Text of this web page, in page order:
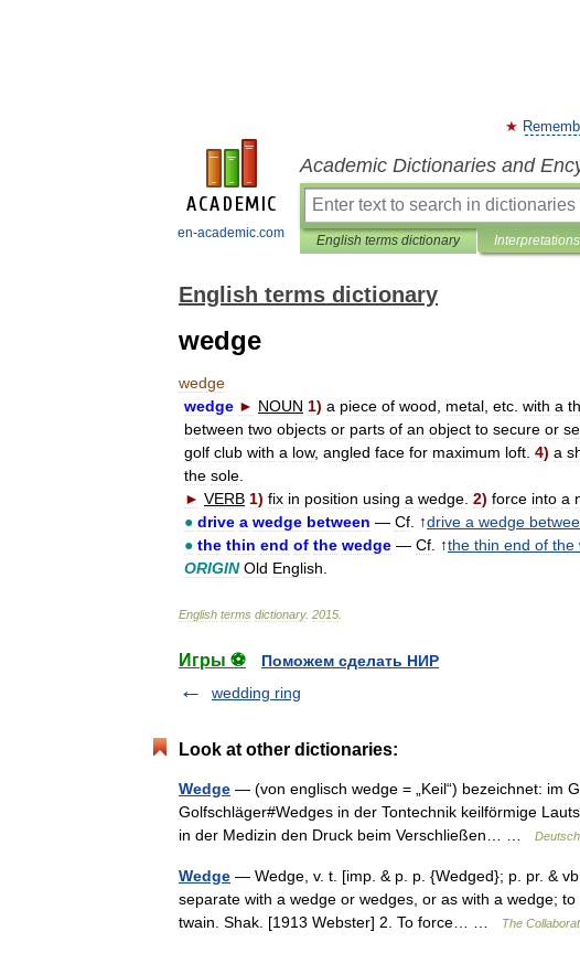
en-academic.com
Academic Dictionaries and
English terms dictionary Interpretations
English terms dictionary
wedge
wedge
wedge ► NOUN 1) a piece of wood metal etc with a
between two objects or parts of an object to secure or
golf club with a low, angled face for maximum loft 4) a
the sole
► VERB 1) fix in position using a wedge 2) force into a
● drive a wedge between — Cf . ↑drive a wedge
● the thin end of the wedge — Cf . ↑the thin end of the
ORIGIN Old English
English terms dictionary. 2015
Игры ⚽
Поможем сделать НИР
wedding ring
Look at other dictionaries:
Wedge — (von englisch wedge = „Keil“) bezeichnet: im
Golfschläger#Wedges in der Tontechnik keilförmige
in der Medizin den Druck beim Verschließen… …
Wedge — Wedge, v. t. [imp. & p. p. {Wedged}; p. pr. &
separate with a wedge or wedges, or as with a wedge;
twain. Shak. [1913 Webster] 2. To force… …
The